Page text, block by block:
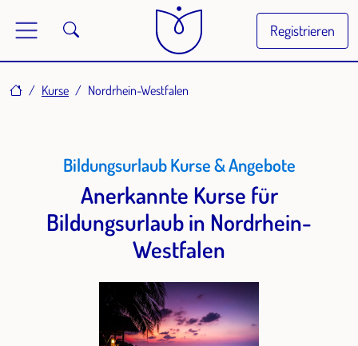
Registrieren
HomeKurse Nordrhein-Westfalen
Bildungsurlaub Kurse & Angebote
Anerkannte Kurse für
Bildungsurlaub in Nordrhein-
Westfalen